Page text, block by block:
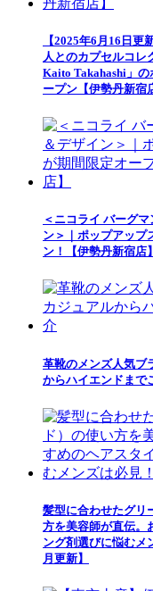
【2025年6月16日更
人とのカプセルコレ
Kaito Takahashi」
ープン【伊勢丹新宿
＜ニコライ バーグ
ン＞｜ポップアップ
ン！【伊勢丹新宿店】
革靴のメンズ人気ブ
からハイエンドまで
髪型に合わせたグリ
方を美容師が直伝。
ング剤選びに悩むメ
月更新】